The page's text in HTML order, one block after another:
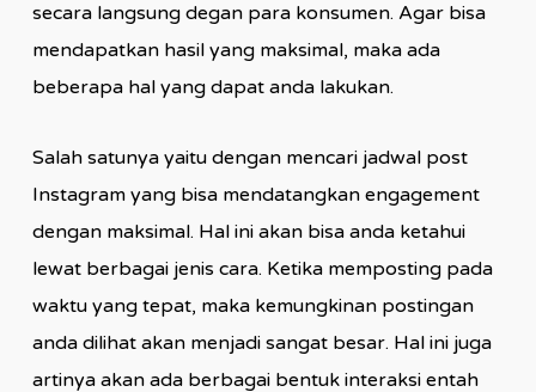
secara langsung degan para konsumen. Agar bisa
mendapatkan hasil yang maksimal, maka ada
beberapa hal yang dapat anda lakukan.
Salah satunya yaitu dengan mencari jadwal post
Instagram yang bisa mendatangkan engagement
dengan maksimal. Hal ini akan bisa anda ketahui
lewat berbagai jenis cara. Ketika memposting pada
waktu yang tepat, maka kemungkinan postingan
anda dilihat akan menjadi sangat besar. Hal ini juga
artinya akan ada berbagai bentuk interaksi entah